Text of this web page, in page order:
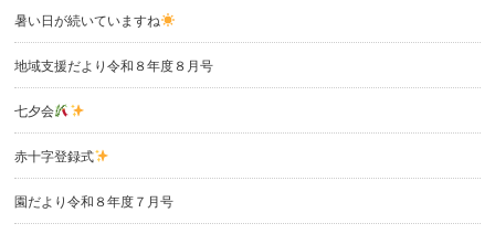
暑い日が続いていますね
地域支援だより令和８年度８月号
七夕会
赤十字登録式
園だより令和８年度７月号